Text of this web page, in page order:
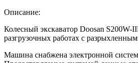
Описание:
Колесный экскаватор Doosan S200W-
разгрузочных работах с
Машина снабжена электронной